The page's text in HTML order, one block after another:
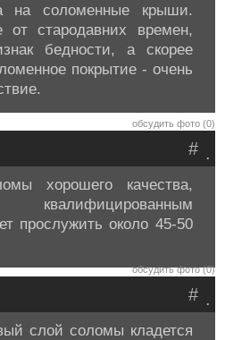
на соломенные крыши.
стародавних времен,
бедности, а скорее
покрытие - очень
обсудить фото (0)
.
#
хорошего качества,
прослужить около 45-50
обсудить фото (0)
.
#
слой соломы кладется